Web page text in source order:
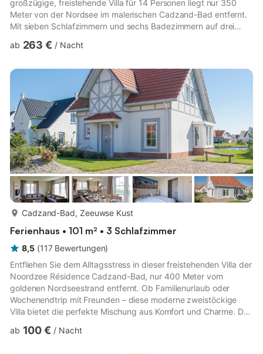
großzügige, freistehende Villa für 14 Personen liegt nur 350
Meter von der Nordsee im malerischen Cadzand-Bad entfernt.
Mit sieben Schlafzimmern und sechs Badezimmern auf drei
Komfort gestaltet. Ob Sie einen Urlaub mit der ganzen Familie
das lichtdurchflutete Wohnzimmer mit Smart-TV, die
Gourmetküche mit Kochinsel und den sonnigen, nach Süden
ausgerichteten Garten mi...
ab 263 € / Nacht
Cadzand-Bad, Zeeuwse Kust
Ferienhaus • 101 m² • 3 Schlafzimmer
8,5 (117 Bewertungen)
Entfliehen Sie dem Alltagsstress in dieser freistehenden Villa der
Noordzee Résidence Cadzand-Bad, nur 400 Meter vom
goldenen Nordseestrand entfernt. Ob Familienurlaub oder
Wochenendtrip mit Freunden – diese moderne zweistöckige
Villa bietet die perfekte Mischung aus Komfort und Charme. Der
während ein Schlafzimmer im Erdgeschoss mit eigenem Bad für
ab 100 € / Nacht